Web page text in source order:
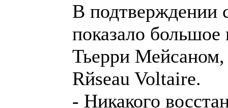
В подтверждении
показало
Тьерри Мейсаном,
Rйseau Voltaire.
- Никакого